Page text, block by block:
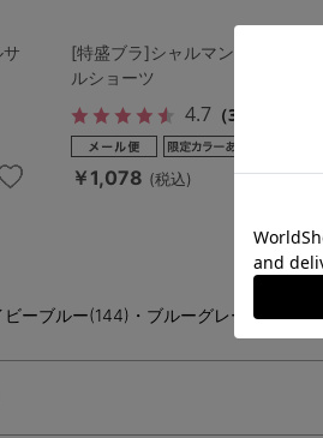
[特盛ブラ]シャルマンノワールフ
ルショーツ
4.7（341件）
￥1,078 (税込)
ーブルー(144)・ブルーグレー(43)